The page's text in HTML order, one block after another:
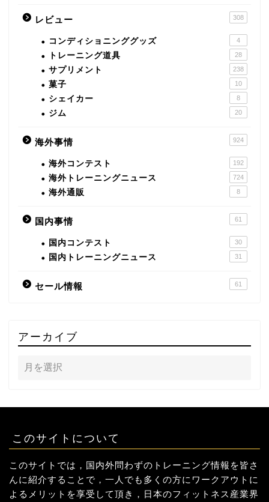
レビュー 308
コンディショニンググッズ 4
トレーニング道具 28
サプリメント 238
菓子 10
シェイカー 8
ジム 20
海外事情 924
海外コンテスト 192
海外トレーニングニュース 724
海外通販 8
国内事情 61
国内コンテスト 30
国内トレーニングニュース 31
セール情報 61
アーカイブ
このサイトについて
このサイトでは，国内外問わずのトレーニング情報を皆さ
んに紹介することで，一人でも多くの方にワークアウトに
よるメリットを享受して頂き，日本のフィットネス産業界